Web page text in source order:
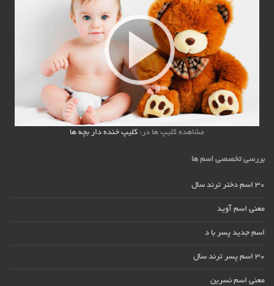
مشاهده کلیپ ها در: کلیپ خنده دار بچه ها
بررسی تخصصی اسم ها
30 اسم دختر ترند سال
معنی اسم آوید
اسم جدید پسر با د
30 اسم پسر ترند سال
معنی اسم نسرین